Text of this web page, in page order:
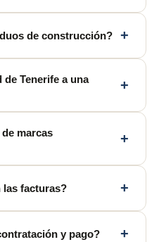
de construcción? +
de Tenerife a una
+
marcas
+
las facturas? +
y pago? +